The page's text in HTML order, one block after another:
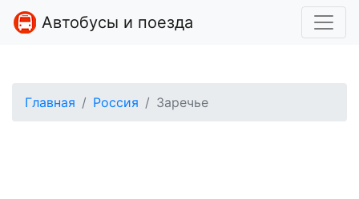
Автобусы и поезда
Главная Россия Заречье